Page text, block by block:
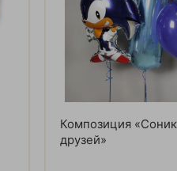
Композиция
друзей»